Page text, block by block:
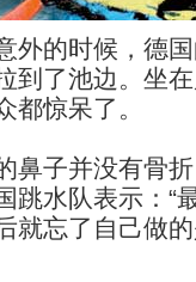
的时候，德国
到了池边。坐
都惊呆了。
子并没有骨折
跳水队表示：“
就忘了自己做